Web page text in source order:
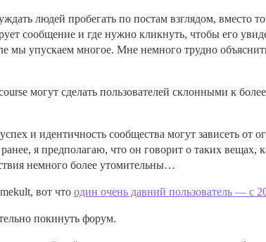
людей пробегать по постам взглядом, вместо
сообщение и где нужно кликнуть, чтобы его
мы упускаем многое. Мне немного трудно
могут сделать пользователей склонными к
и идентичность сообщества могут зависеть от
ранее, я предполагаю, что он говорит о таких
немного более утомительны…
вот что один очень давний пользователь — с
покинуть форум.